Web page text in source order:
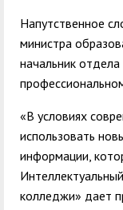
Напутственное
министра
начальник
«В условиях
использовать
информации,
колледжи» дает